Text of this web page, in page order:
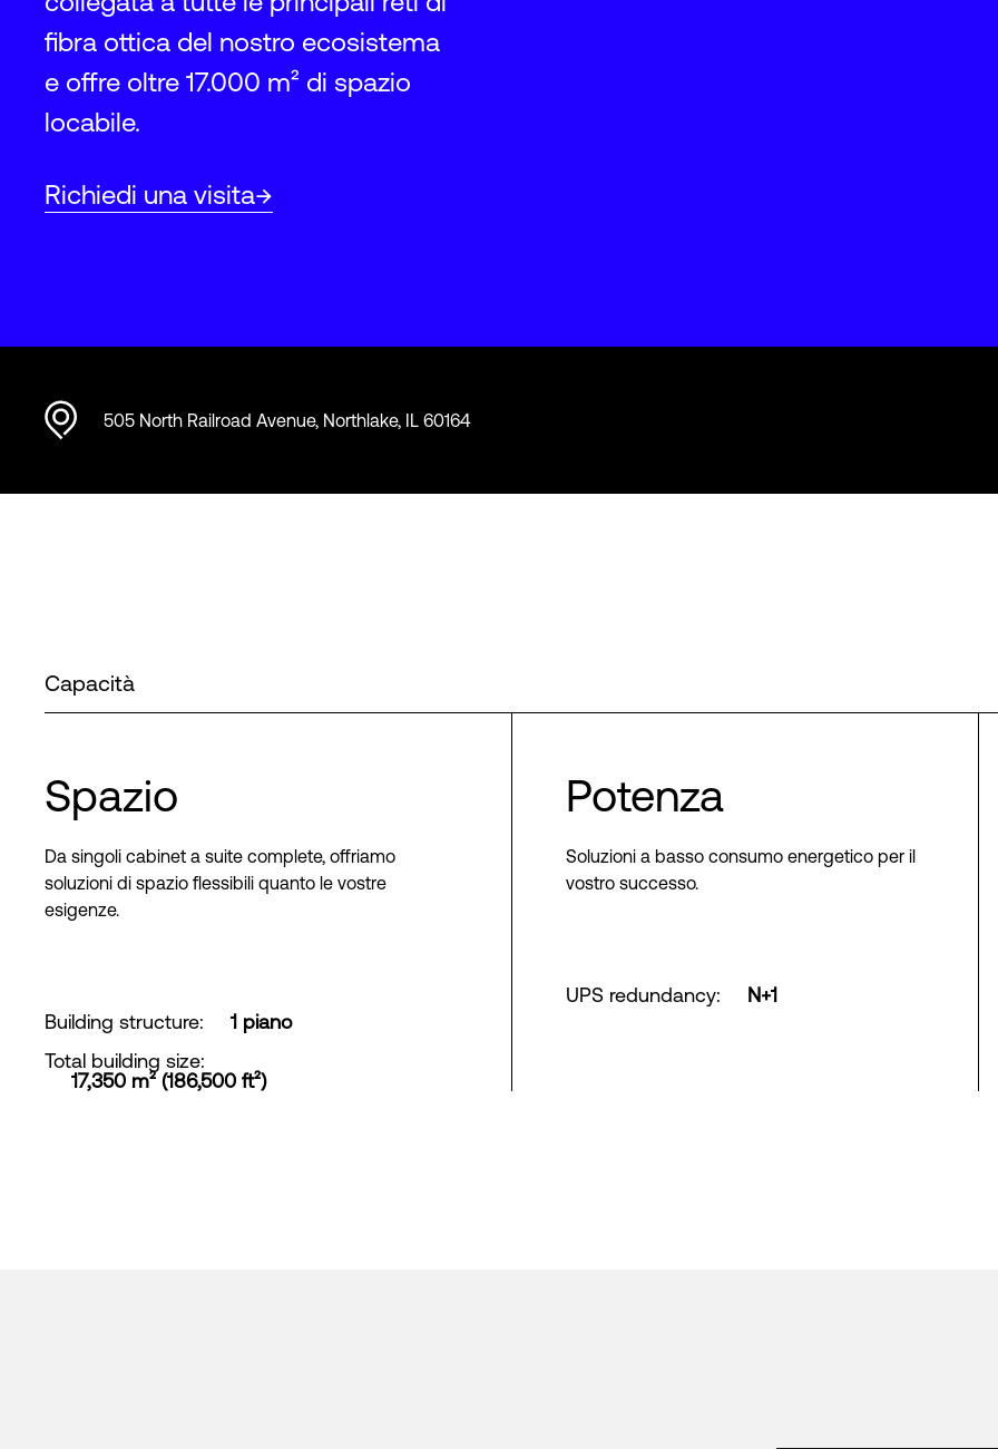
fibra ottica del nostro ecosistema
e offre oltre 17.000 m² di spazio
locabile.
Richiedi una visita
505 North Railroad Avenue, Northlake, IL 60164
Capacità
Spazio
Da singoli cabinet a suite complete, offriamo
soluzioni di spazio flessibili quanto le vostre
esigenze.
Building structure:
1 piano
Total building size:
17,350 m² (186,500 ft²)
Potenza
Soluzioni a basso consumo energetico per il
vostro successo.
UPS redundancy: N+1